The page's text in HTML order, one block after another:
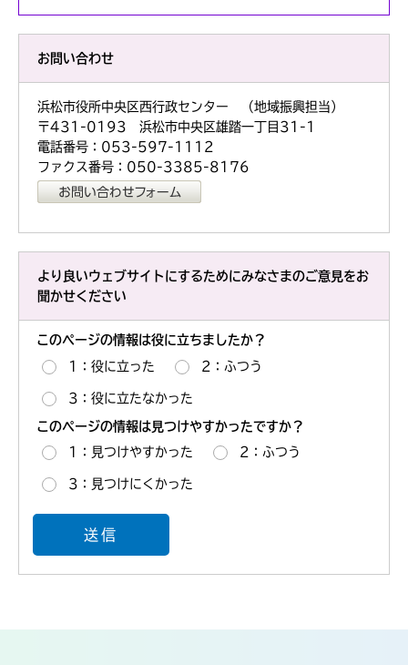
お問い合わせ
浜松市役所中央区西行政センター （地域振興担当）
〒431-0193 浜松市中央区雄踏一丁目31-1
電話番号：053-597-1112
ファクス番号：050-3385-8176
より良いウェブサイトにするためにみなさまのご意見をお
聞かせください
このページの情報は役に立ちましたか？
1：役に立った 2：ふつう
3：役に立たなかった
このページの情報は見つけやすかったですか？
1：見つけやすかった 2：ふつう
3：見つけにくかった